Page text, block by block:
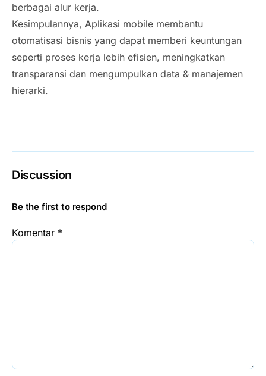
berbagai alur kerja.
Kesimpulannya, Aplikasi mobile membantu
otomatisasi bisnis yang dapat memberi keuntungan
seperti proses kerja lebih efisien, meningkatkan
transparansi dan mengumpulkan data & manajemen
hierarki.
Discussion
Be the first to respond
Komentar *